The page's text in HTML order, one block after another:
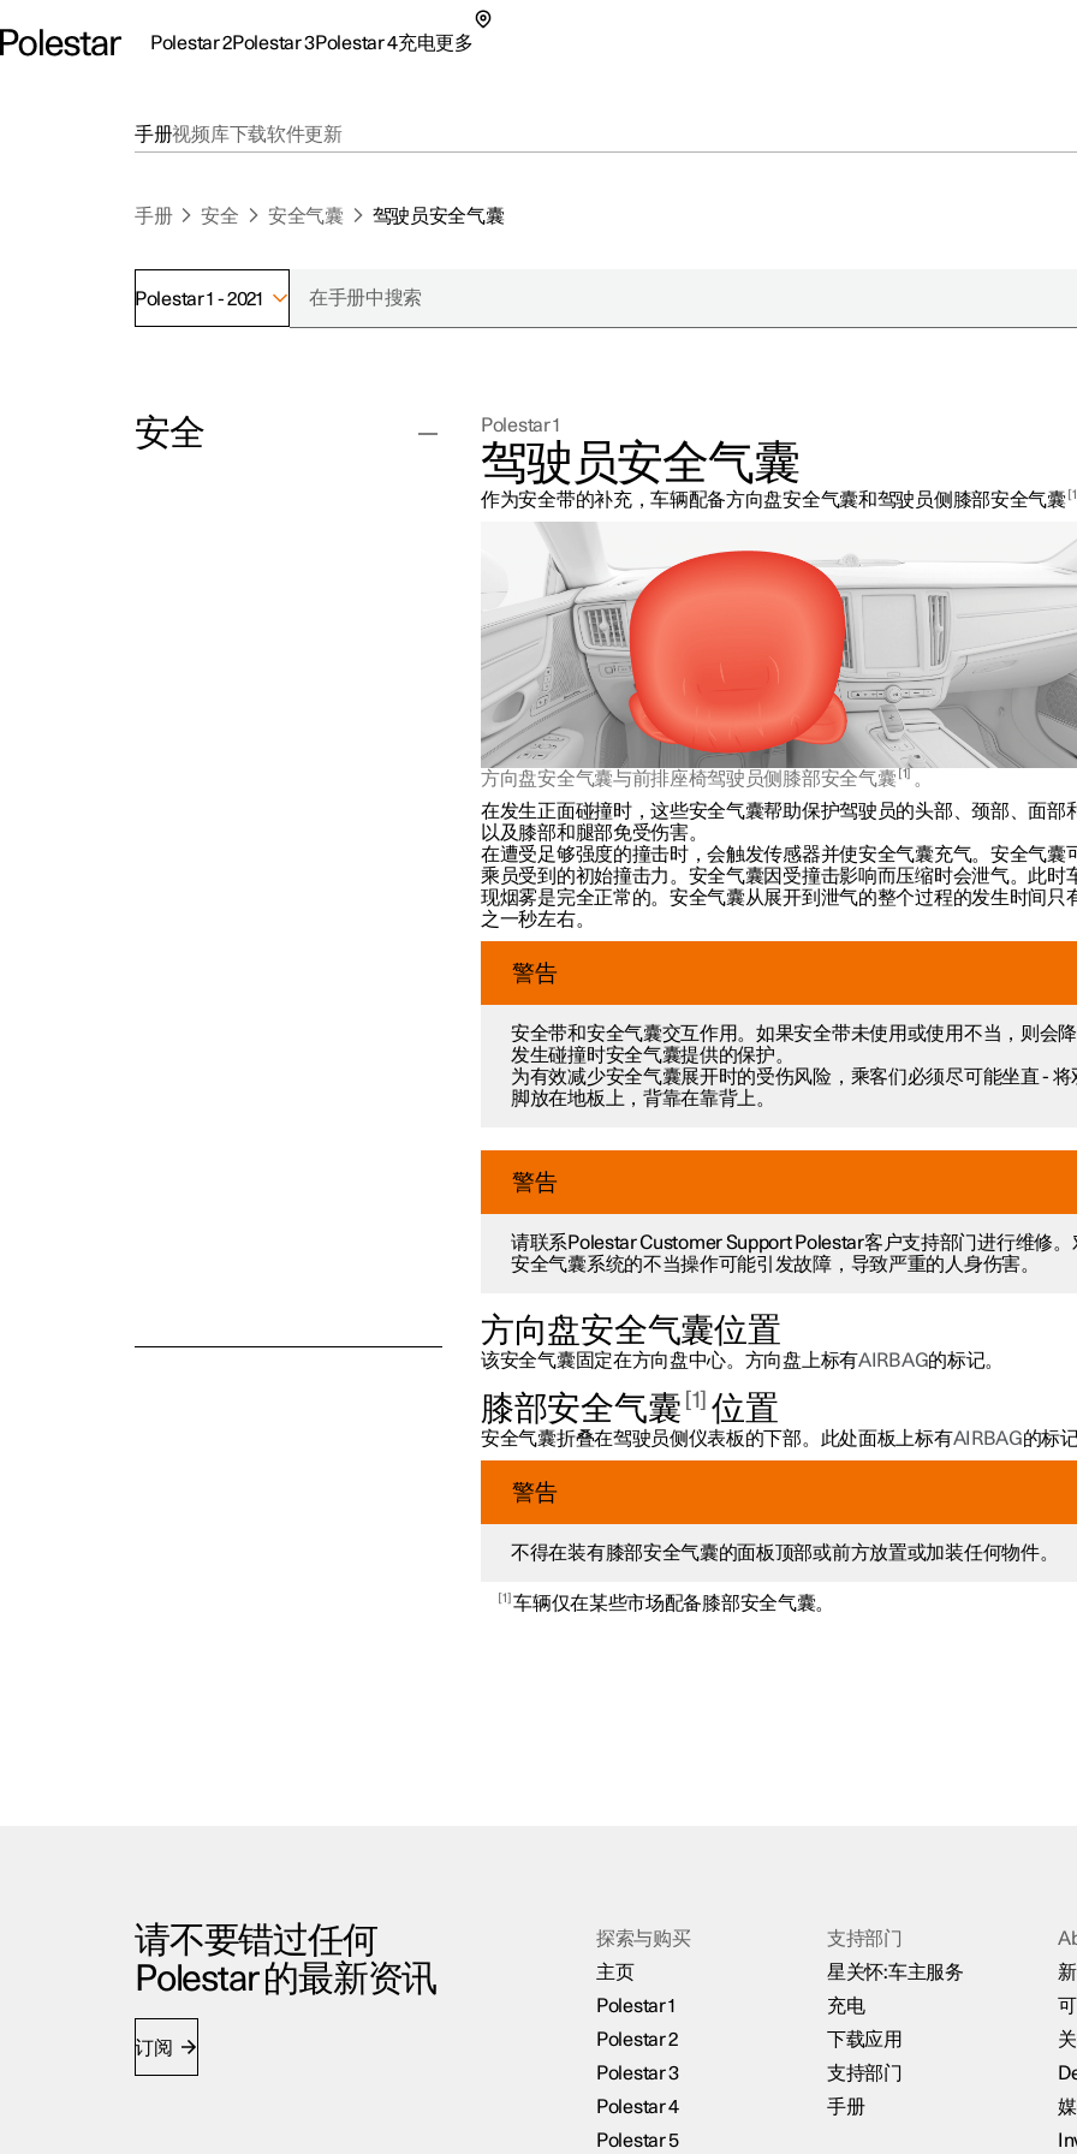
Polestar 2Polestar 3Polestar 4充电更多
联系我们
探索Polestar 3
公共充电
车主服务
新闻
注册新闻简报
（在新窗口中打开）
手册视频库下载软件更新
手册 安全 安全气囊 驾驶员安全气囊
Polestar 1 - 2021
安全 Polestar 1
驾驶员安全气囊
作为安全带的补充，车辆配备方向盘安全气囊和驾驶员侧膝部安全气囊 1
方向盘安全气囊与前排座椅驾驶员侧膝部安全气囊 1
。
在发生正面碰撞时，这些安全气囊帮助保护驾驶员的头部、颈部、面部
以及膝部和腿部免受伤害。
在遭受足够强度的撞击时，会触发传感器并使安全气囊充气。安全气囊
乘员受到的初始撞击力。安全气囊因受撞击影响而压缩时会泄气。此时
现烟雾是完全正常的。安全气囊从展开到泄气的整个过程的发生时间只
之一秒左右。
警告
安全带和安全气囊交互作用。如果安全带未使用或使用不当，则会
发生碰撞时安全气囊提供的保护。
为有效减少安全气囊展开时的受伤风险，乘客们必须尽可能坐直 - 将
脚放在地板上，背靠在靠背上。
警告
请联系Polestar Customer Support Polestar客户支持部门进行维修。
安全气囊系统的不当操作可能引发故障，导致严重的人身伤害。
方向盘安全气囊位置
该安全气囊固定在方向盘中心。方向盘上标有AIRBAG的标记。
膝部安全气囊 1 位置
安全气囊折叠在驾驶员侧仪表板的下部。此处面板上标有AIRBAG的标记
警告
不得在装有膝部安全气囊的面板顶部或前方放置或加装任何物件。
1 车辆仅在某些市场配备膝部安全气囊。
请不要错过任何
Polestar 的最新资讯
订阅
探索与购买
主页
Polestar 1
Polestar 2
Polestar 3
Polestar 4
Polestar 5
支持部门
星关怀:车主服务
充电
下载应用
支持部门
手册